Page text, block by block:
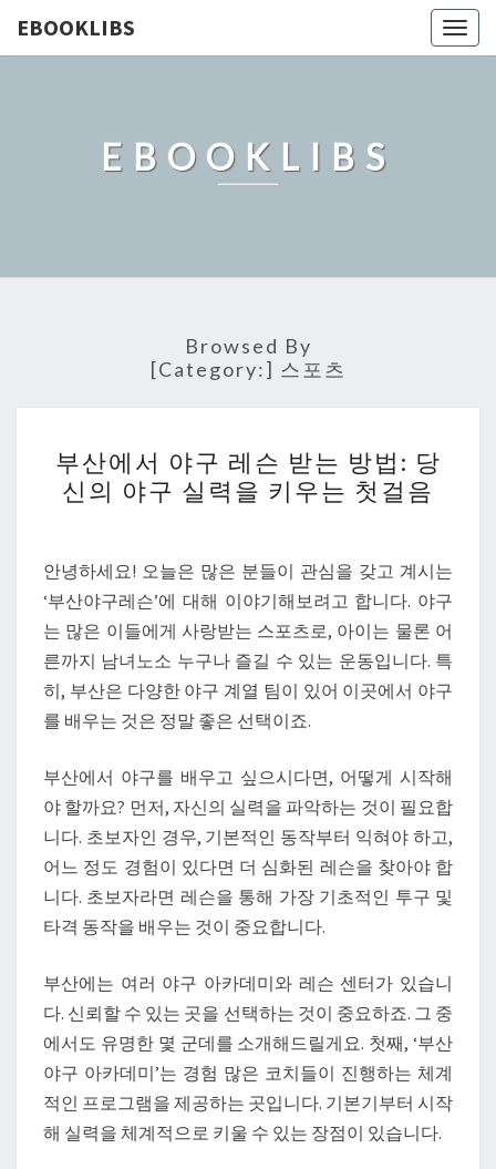
EBOOKLIBS
EBOOKLIBS
Browsed By
[Category:] 스포츠
산
에
야
구
슨
받
는
법:
당
신
의
야
구
력
을
키
우
는
첫
부산에서 야구 레슨 받는 방법: 당
신의 야구 실력을 키우는 첫걸음
안녕하세요! 오늘은 많은 분들이 관심을 갖고 계시는
‘부산야구레슨’에 대해 이야기해보려고 합니다. 야구
는 많은 이들에게 사랑받는 스포츠로, 아이는 물론 어
른까지 남녀노소 누구나 즐길 수 있는 운동입니다. 특
히, 부산은 다양한 야구 계열 팀이 있어 이곳에서 야구
를 배우는 것은 정말 좋은 선택이죠.
부산에서 야구를 배우고 싶으시다면, 어떻게 시작해
야 할까요? 먼저, 자신의 실력을 파악하는 것이 필요합
니다. 초보자인 경우, 기본적인 동작부터 익혀야 하고,
어느 정도 경험이 있다면 더 심화된 레슨을 찾아야 합
니다. 초보자라면 레슨을 통해 가장 기초적인 투구 및
타격 동작을 배우는 것이 중요합니다.
부산에는 여러 야구 아카데미와 레슨 센터가 있습니
다. 신뢰할 수 있는 곳을 선택하는 것이 중요하죠. 그 중
에서도 유명한 몇 군데를 소개해드릴게요. 첫째, ‘부산
야구 아카데미’는 경험 많은 코치들이 진행하는 체계
적인 프로그램을 제공하는 곳입니다. 기본기부터 시작
해 실력을 체계적으로 키울 수 있는 장점이 있습니다.